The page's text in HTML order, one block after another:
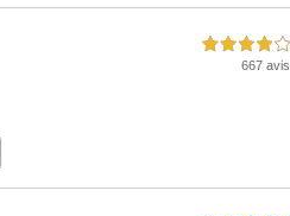
4,0 étoiles sur 5
667 avis